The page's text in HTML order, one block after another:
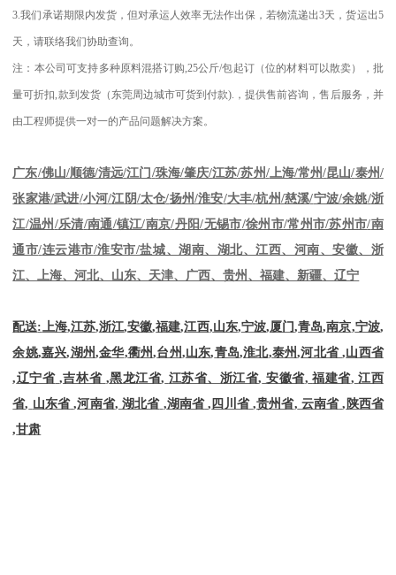
3.我们承诺期限内发货，但对承运人效率无法作出保，若物流递出3天，货运出5
天，请联络我们协助查询。
注：本公司可支持多种原料混搭订购,25公斤/包起订（位的材料可以散卖），批
量可折扣,款到发货（东莞周边城市可货到付款). ，提供售前咨询，售后服务，并
由工程师提供一对一的产品问题解决方案。
广东/佛山/顺德/清远/江门 /珠海/肇庆/江苏/苏州/上海/常州/昆山/泰州/
张家港/武进/小河/江阴/太仓/扬州/淮安/大丰/杭州/慈溪/宁波/余姚/浙
江/温州/乐清/南通/镇江/南京/丹阳/无锡市/徐州市/常州市/苏州市/南
通市/连云港市/淮安市/盐城、湖南、湖北、江西、河南、安徽、浙
江、上海、河北、山东、天津、广西、贵州、福建、新疆、辽宁
配送: 上海,江苏,浙江,安徽,福建,江西,山东,宁波,厦门,青岛,南京,宁波,
余姚,嘉兴,湖州,金华,衢州,台州,山东,青岛,淮北,泰州,河北省 ,山西省
,辽宁省 ,吉林省 ,黑龙江省, 江苏省、浙江省, 安徽省, 福建省, 江西
省, 山东省 ,河南省, 湖北省 ,湖南省 , 四川省 ,贵州省, 云南省 , 陕西省
,甘肃